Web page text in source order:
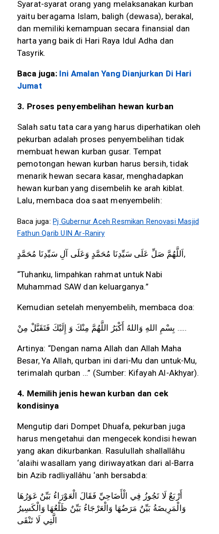
Syarat-syarat orang yang melaksanakan kurban
yaitu beragama Islam, baligh (dewasa), berakal,
dan memiliki kemampuan secara finansial dan
harta yang baik di Hari Raya Idul Adha dan
Tasyrik.
Baca juga: Ini Amalan Yang Dianjurkan Di Hari
Jumat
3. Proses penyembelihan hewan kurban
Salah satu tata cara yang harus diperhatikan oleh
pekurban adalah proses penyembelihan tidak
membuat hewan kurban gusar. Tempat
pemotongan hewan kurban harus bersih, tidak
menarik hewan secara kasar, menghadapkan
hewan kurban yang disembelih ke arah kiblat.
Lalu, membaca doa saat menyembelih:
Baca juga: Pj Gubernur Aceh Resmikan Renovasi Masjid
Fathun Qarib UIN Ar-Raniry
اَللَّهُمَّ صَلِّ عَلَى سَيِّدِنَا مُحَمَّدٍ وَعَلَى آلِ سَيِّدِنَا مُحَمَّدٍ ,
“Tuhanku, limpahkan rahmat untuk Nabi
Muhammad SAW dan keluarganya.”
Kemudian setelah menyembelih, membaca doa:
بِسْمِ اللهِ وَاللهُ أَكْبَرُ اللَّهُمَّ مِنْكَ وَ إِلَيْكَ فَتَقَبَّلْ مِنْ …..
Artinya: “Dengan nama Allah dan Allah Maha
Besar, Ya Allah, qurban ini dari-Mu dan untuk-Mu,
terimalah qurban …” (Sumber: Kifayah Al-Akhyar).
4. Memilih jenis hewan kurban dan cek
kondisinya
Mengutip dari Dompet Dhuafa, pekurban juga
harus mengetahui dan mengecek kondisi hewan
yang akan dikurbankan. Rasulullah shallallâhu
‘alaihi wasallam yang diriwayatkan dari al-Barra
bin Azib radliyallâhu ‘anh bersabda:
أَرْبَعٌ لَا تَجُوزُ فِي الْأَضَاحِيِّ فَقَالَ الْعَوْرَاءُ بَيِّنٌ عَوَرُهَا
وَالْمَرِيضَةُ بَيِّنٌ مَرَضُهَا وَالْعَرْجَاءُ بَيِّنٌ ظَلْعُهَا وَالْكَسِيرُ
الَّتِي لَا تَنْقَى